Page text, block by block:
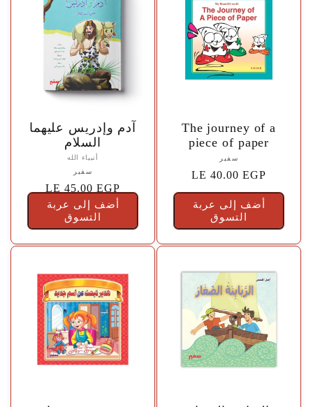
آدم وإدريس عليهما
السلام
أنبياء الله
المورّد:
{{
vendor
}}
سفير
السعر
الاعتيادي
LE 45.00 EGP
أضف إلى عربة
التسوق
The journey of a
piece of paper
المورّد:
{{
}}
سفير
السعر
الاعتيادي
LE 40.00 EGP
أضف إلى عربة
التسوق